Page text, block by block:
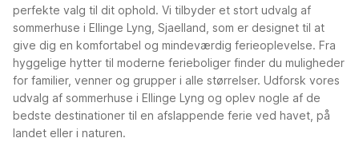
perfekte valg til dit ophold. Vi tilbyder et stort udvalg af
sommerhuse i Ellinge Lyng, Sjaelland, som er designet til at
give dig en komfortabel og mindeværdig ferieoplevelse. Fra
hyggelige hytter til moderne ferieboliger finder du muligheder
for familier, venner og grupper i alle størrelser. Udforsk vores
udvalg af sommerhuse i Ellinge Lyng og oplev nogle af de
bedste destinationer til en afslappende ferie ved havet, på
landet eller i naturen.